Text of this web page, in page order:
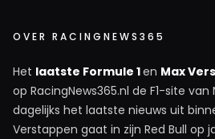
eigenaar en die is eigenaar van
voorkomen dat 1 fabrikant 2
benieuwd hoe ze dat willen
zijn als racing bulls niet met de
OVER RACINGNEWS365
Het laatste Formule 1en Max
op RacingNews365.nl de F1-site
dagelijks het laatste nieuws uit
Verstappen gaat in zijn Red Bull op